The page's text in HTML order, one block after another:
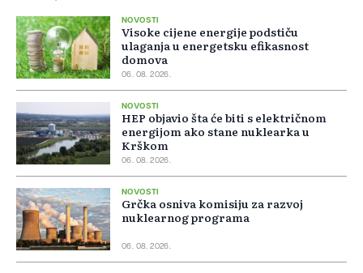
NOVOSTI
Visoke cijene energije podstiču
ulaganja u energetsku efikasnost
domova
06. 08. 2026.
NOVOSTI
HEP objavio šta će biti s električnom
energijom ako stane nuklearka u
Krškom
06. 08. 2026.
NOVOSTI
Grčka osniva komisiju za razvoj
nuklearnog programa
06. 08. 2026.